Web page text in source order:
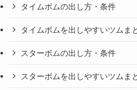
タイムボムの出し方・条件
タイムボムを出しやすいツムま
スターボムの出し方・条件
スターボムを出しやすいツムま